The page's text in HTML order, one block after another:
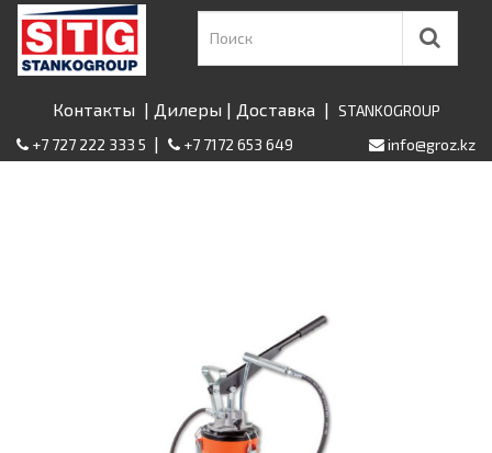
Контакты | Дилеры | Доставка | STANKOGROUP
+7 727 222 333 5 | +7 7172 653 649 info@groz.kz